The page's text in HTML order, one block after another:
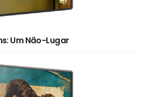
Um Não-Lugar